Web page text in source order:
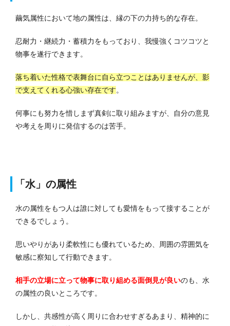
繭気属性において地の属性は、縁の下の力持ち的な存在。
忍耐力・継続力・蓄積力をもっており、我慢強くコツコツと
物事を遂行できます。
落ち着いた性格で表舞台に自ら立つことはありませんが、影
で支えてくれる心強い存在です。
何事にも努力を惜しまず真剣に取り組みますが、自分の意見
や考えを周りに発信するのは苦手。
「水」の属性
水の属性をもつ人は誰に対しても愛情をもって接することが
できるでしょう。
思いやりがあり柔軟性にも優れているため、周囲の雰囲気を
敏感に察知して行動できます。
相手の立場に立って物事に取り組める面倒見が良いのも、水
の属性の良いところです。
しかし、共感性が高く周りに合わせすぎるあまり、精神的に